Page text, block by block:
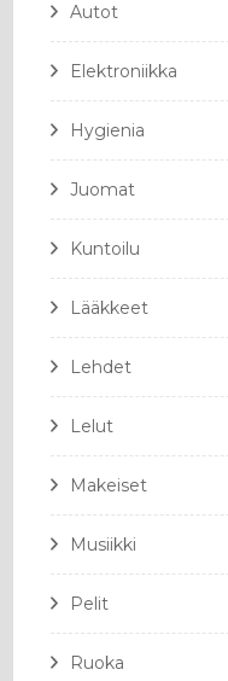
Autot
Elektroniikka
Hygienia
Juomat
Kuntoilu
Lääkkeet
Lehdet
Lelut
Makeiset
Musiikki
Pelit
Ruoka